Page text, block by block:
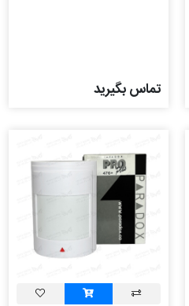
تماس بگیرید